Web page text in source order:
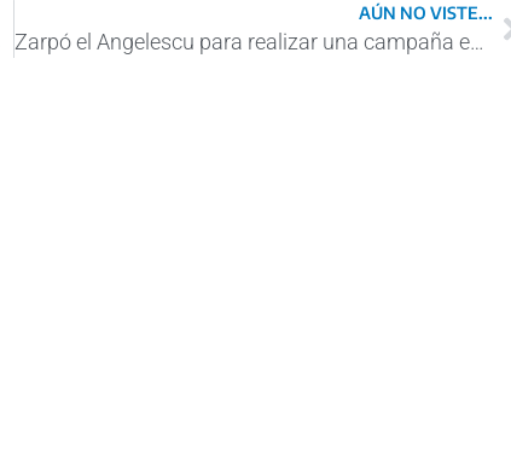
AÚN NO VISTE...
Zarpó el Angelescu para realizar una campaña en el Agujero Azul